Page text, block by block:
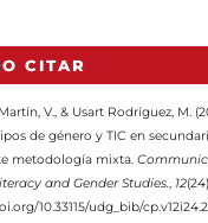
CITAR
V., & Usart Rodríguez, M.
de género y TIC en
metodología mixta.
and Gender Studies., 12
10.33115/udg_bib/